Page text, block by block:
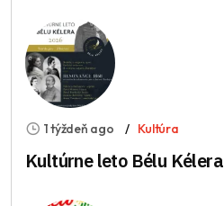
1 týždeň ago Kultúra
Kultúrne leto Bélu Kélera